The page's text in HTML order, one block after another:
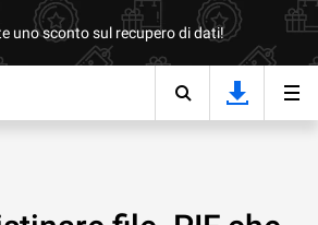
uno sconto sul recupero di dati!